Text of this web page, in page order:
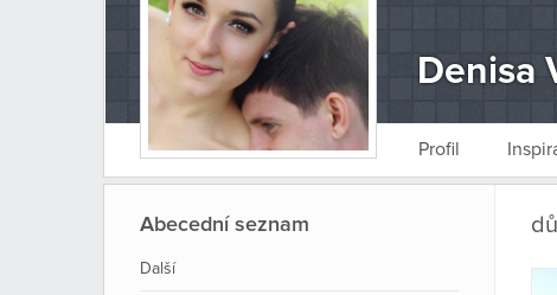
Denisa
Profil
Abecední seznam
Další